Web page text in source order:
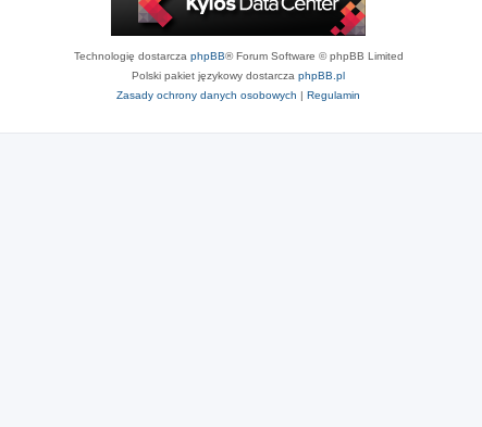
Technologię dostarcza phpBB® Forum Software © phpBB Limited
Polski pakiet językowy dostarcza phpBB.pl
Zasady ochrony danych osobowych | Regulamin